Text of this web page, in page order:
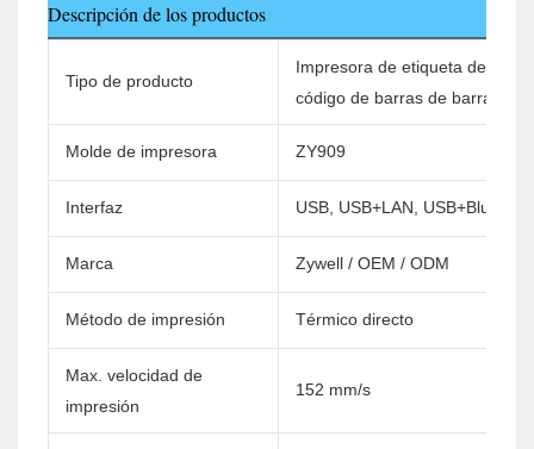
Descripción de los productos
Tipo de producto
Impresora de etiqueta de
código de barras de barra con
Molde de impresora ZY909
Interfaz USB, USB+LAN,
Marca Zywell / OEM / ODM
Método de impresión Térmico directo
Max. velocidad de
impresión
152 mm/s